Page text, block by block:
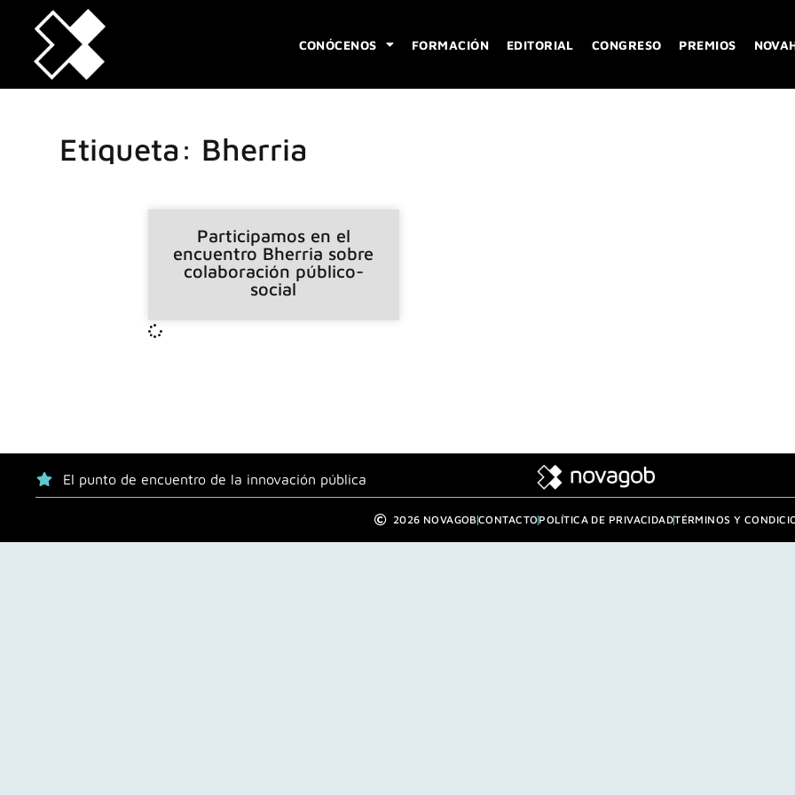
CONÓCENOS FORMACIÓN EDITORIAL CONGRESO PREMIOS
Etiqueta: Bherria
Participamos en el
encuentro Bherria sobre
colaboración público-
social
El punto de encuentro de la innovación pública
2026 NOVAGOBCONTACTOPOLÍTICA DE PRIVACIDADTÉRMINOS Y